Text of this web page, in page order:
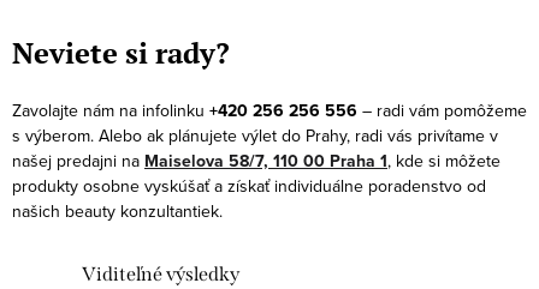
v
l
á
d
a
c
i
Neviete si rady?
Zavolajte nám na infolinku +420 256 256 556 – radi vám pomôžeme
s výberom. Alebo ak plánujete výlet do Prahy, radi vás privítame v
našej predajni na Maiselova 58/7, 110 00 Praha 1, kde si môžete
produkty osobne vyskúšať a získať individuálne poradenstvo od
našich beauty konzultantiek.
Viditeľné výsledky